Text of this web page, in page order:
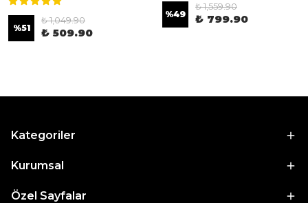
%51
₺ 1,049.90
₺ 509.90
%49
₺ 1,559.90
₺ 799.90
Kategoriler
Kurumsal
Özel Sayfalar